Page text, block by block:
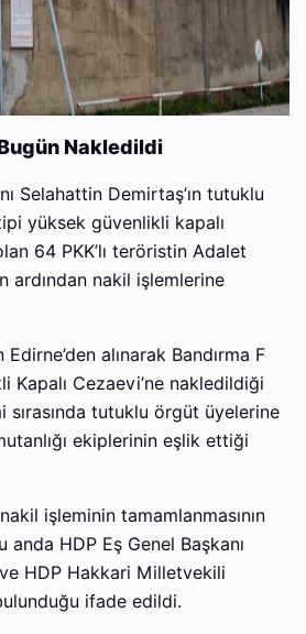
Nakledildi
Selahattin Demirtaş’ın tutuklu
yüksek güvenlikli kapalı
64 PKK’lı teröristin Adalet
ardından nakil işlemlerine
alınarak Bandırma F
Kapalı Cezaevi’ne nakledildiği
tutuklu örgüt üyelerine
ekiplerinin eşlik ettiği
işleminin tamamlanmasının
anda HDP Eş Genel Başkanı
HDP Hakkari Milletvekili
ifade edildi.